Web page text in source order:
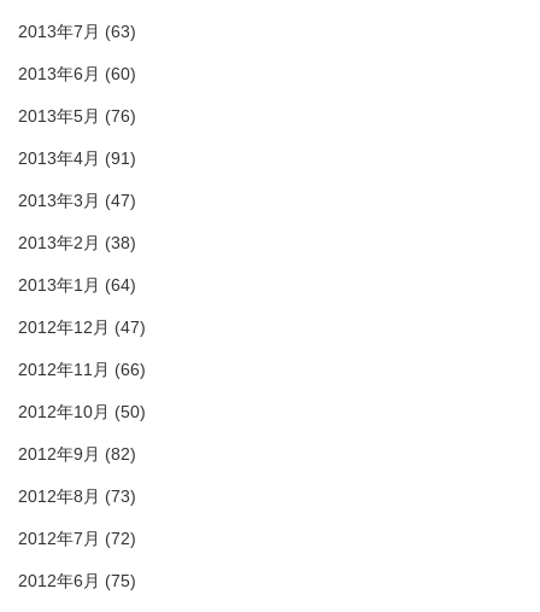
2013年7月 (63)
2013年6月 (60)
2013年5月 (76)
2013年4月 (91)
2013年3月 (47)
2013年2月 (38)
2013年1月 (64)
2012年12月 (47)
2012年11月 (66)
2012年10月 (50)
2012年9月 (82)
2012年8月 (73)
2012年7月 (72)
2012年6月 (75)